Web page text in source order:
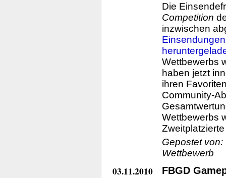
Die
Competition
inzwischen
Einsendungen
Wettbewerbs
haben jetzt
ihren
Community-
Wettbewerbs
Gepostet von:
Wettbewerb
03.11.2010 FBGD